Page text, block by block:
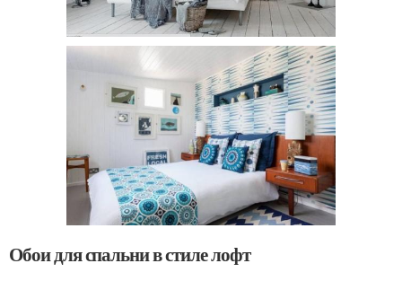
Обои для спальни в стиле лофт